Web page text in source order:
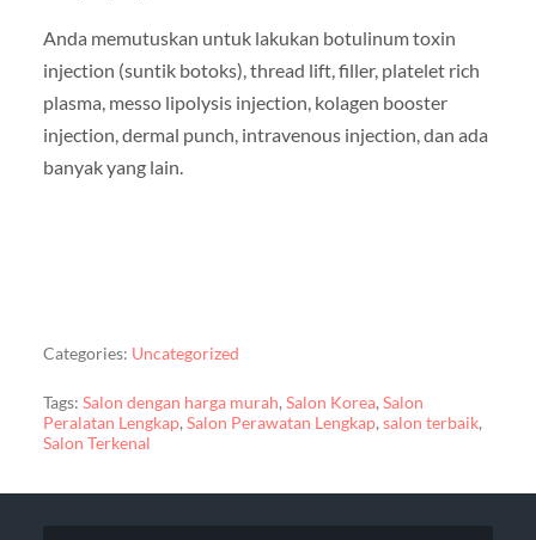
Anda memutuskan untuk lakukan botulinum toxin
injection (suntik botoks), thread lift, filler, platelet rich
plasma, messo lipolysis injection, kolagen booster
injection, dermal punch, intravenous injection, dan ada
banyak yang lain.
Categories: Uncategorized
Tags: Salon dengan harga murah, Salon Korea, Salon
Peralatan Lengkap, Salon Perawatan Lengkap, salon terbaik,
Salon Terkenal